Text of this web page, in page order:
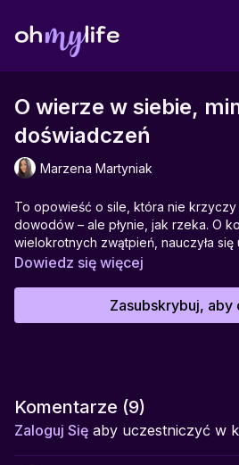
O wierze w siebie,
doświadczeń
Marzena Martyniak
To opowieść o sile, która nie
dowodów – ale płynie, jak rzeka. O
wielokrotnych zwątpień, nauczyła
momentach, w których nie trzeba
czegoś bardzo ludzkiego: potrzeby
przez lata słyszało się coś zupełnie
mocy.
Pomaga w:budowaniu odporności
wiary w siebie, odzyskiwaniu nadziei
Dowiedz się więcej
Zasubskrybuj, aby
Komentarze (9)
Zaloguj Się aby uczestniczyć w